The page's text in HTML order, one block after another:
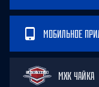
МОБИЛЬНОЕ
МХК ЧАЙКА